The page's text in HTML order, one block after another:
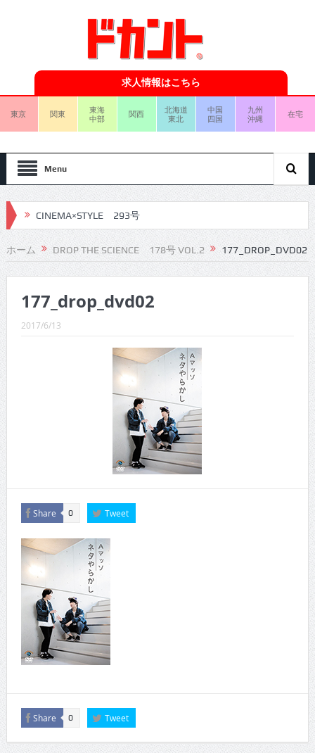
求人情報はこちら
東京 関東
東海
中部
関西
北海道
東北
中国
四国
九州
沖縄
在宅
Menu
CINEMA×STYLE 293号
CINEMA×STYLE 292号
CINEMA×STYLE 291号
CINEMA×STYLE 290号
CINEMA×STYLE 289号
CINEMA×STYLE 288号
CINEMA×STYLE 287号
CINEMA×STYLE 286号
CINEMA×STYLE 285号
CINEMA×STYLE 294号
ホーム DROP THE SCIENCE 178号 VOL.2 177_DROP_DVD02
177_drop_dvd02
2017/6/13
Share 0 Tweet
Share 0 Tweet